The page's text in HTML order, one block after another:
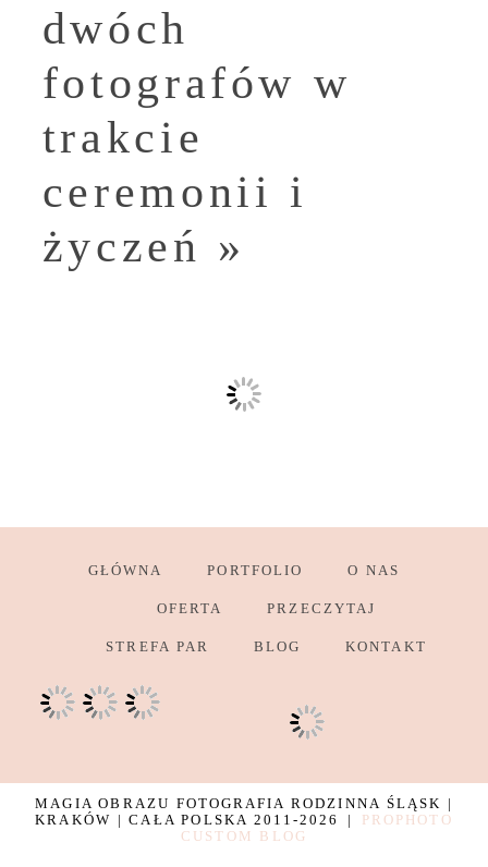
dwóch
fotografów w
trakcie
ceremonii i
życzeń »
GŁÓWNA PORTFOLIO O NAS
OFERTA PRZECZYTAJ
STREFA PAR BLOG KONTAKT
MAGIA OBRAZU FOTOGRAFIA RODZINNA ŚLĄSK |
KRAKÓW | CAŁA POLSKA 2011-2026
|
PROPHOTO
CUSTOM BLOG